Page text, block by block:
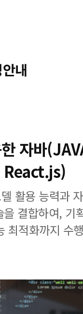
내
자바
활용 능력과
결합하여, 기
최적화까지 수